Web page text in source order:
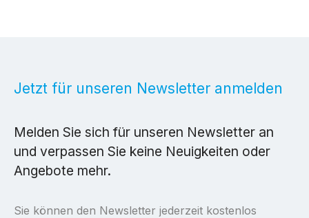
Jetzt für unseren Newsletter anmelden
Melden Sie sich für unseren Newsletter an
und verpassen Sie keine Neuigkeiten oder
Angebote mehr.
Sie können den Newsletter jederzeit kostenlos